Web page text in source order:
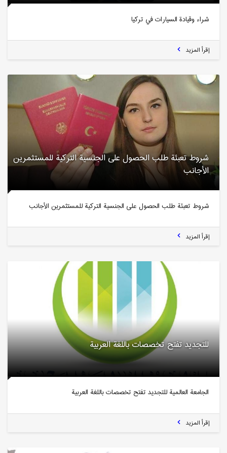
شراء وقيادة السيارات في تركيا
إقرأ المزيد
شروط تعبئة طلب الحصول على الجنسية التركية للمستثمرين
الأجانب
شروط تعبئة طلب الحصول على الجنسية التركية للمستثمرين الأجانب
إقرأ المزيد
للتجديد تفتح تخصصات باللغة العربية
الجامعة العالمية للتجديد تفتح تخصصات باللغة العربية
إقرأ المزيد